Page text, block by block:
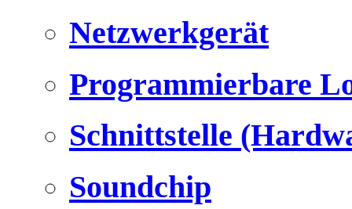
Netzwerkgerät
Programmierbare
Schnittstelle
Soundchip